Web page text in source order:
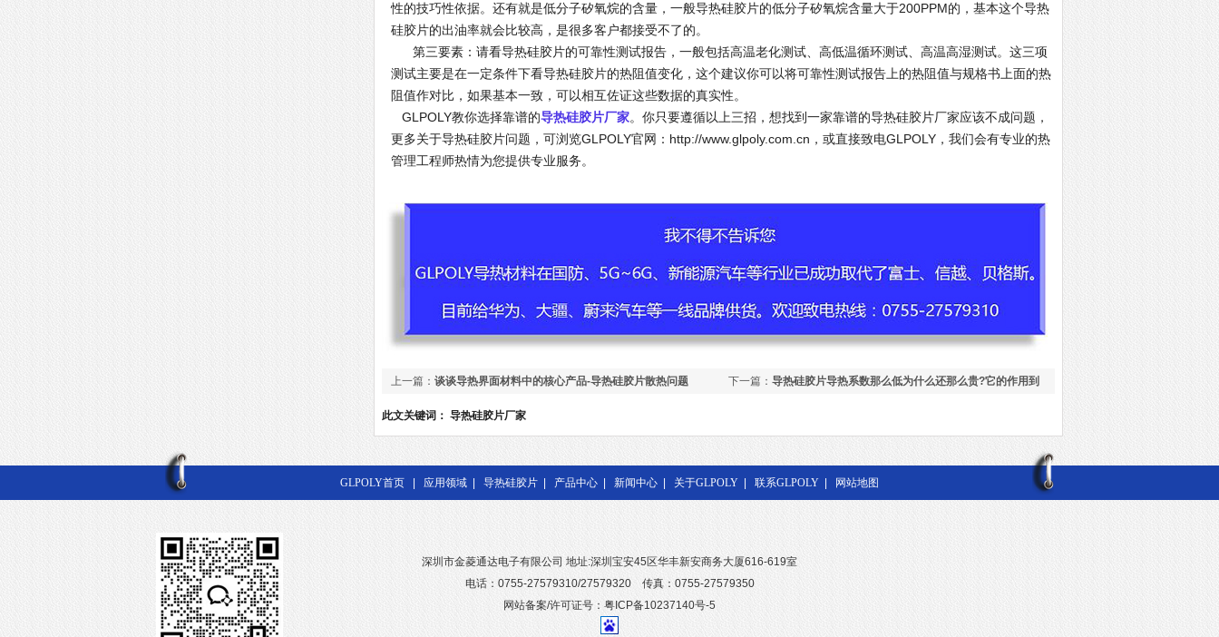
性的技巧性依据。还有就是低分子矽氧烷的含量，一般导热硅胶片的低分子矽氧烷含量大于200PPM的，基本这个导热
硅胶片的出油率就会比较高，是很多客户都接受不了的。
第三要素：请看导热硅胶片的可靠性测试报告，一般包括高温老化测试、高低温循环测试、高温高湿测试。这三项
测试主要是在一定条件下看导热硅胶片的热阻值变化，这个建议你可以将可靠性测试报告上的热阻值与规格书上面的热
阻值作对比，如果基本一致，可以相互佐证这些数据的真实性。
GLPOLY教你选择靠谱的导热硅胶片厂家。你只要遵循以上三招，想找到一家靠谱的导热硅胶片厂家应该不成问题，
更多关于导热硅胶片问题，可浏览GLPOLY官网：http://www.glpoly.com.cn，或直接致电GLPOLY，我们会有专业的热
管理工程师热情为您提供专业服务。
上一篇： 谈谈导热界面材料中的核心产品-导热硅胶片散热问题 下一篇： 导热硅胶片导热系数那么低为什么还那么贵?它的作用到
此文关键词： 导热硅胶片厂家
GLPOLY首页 应用领域 导热硅胶片 产品中心 新闻中心 关于GLPOLY 联系GLPOLY 网站地图
深圳市金菱通达电子有限公司 地址:深圳宝安45区华丰新安商务大厦616-619室
电话：0755-27579310/27579320 传真：0755-27579350
网站备案/许可证号：粤ICP备10237140号-5